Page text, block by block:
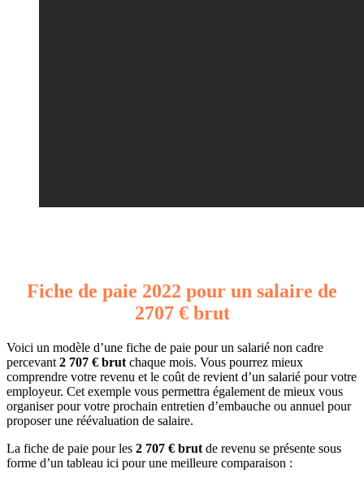
Fiche de paie 2022 pour un salaire de
2707 € brut
Voici un modèle d’une fiche de paie pour un salarié non cadre
percevant 2 707 € brut chaque mois. Vous pourrez mieux
comprendre votre revenu et le coût de revient d’un salarié pour votre
employeur. Cet exemple vous permettra également de mieux vous
organiser pour votre prochain entretien d’embauche ou annuel pour
proposer une réévaluation de salaire.
La fiche de paie pour les 2 707 € brut de revenu se présente sous
forme d’un tableau ici pour une meilleure comparaison :